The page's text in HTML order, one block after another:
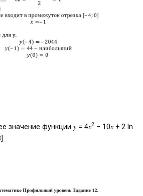
значение функции 𝑦 = 4𝑥2 − 10𝑥 + 2 ln